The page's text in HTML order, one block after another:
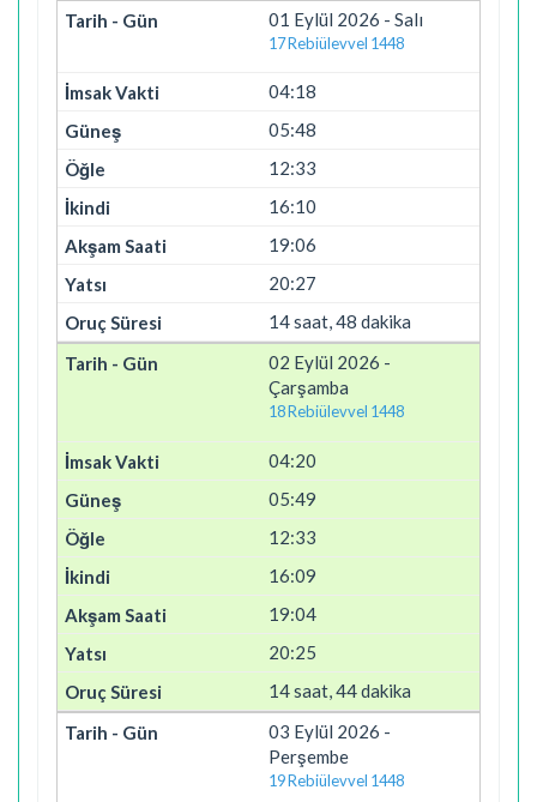
01 Eylül 2026 - Salı
17 Rebiülevvel 1448
04:18
05:48
12:33
16:10
19:06
20:27
14 saat, 48 dakika
02 Eylül 2026 -
Çarşamba
18 Rebiülevvel 1448
04:20
05:49
12:33
16:09
19:04
20:25
14 saat, 44 dakika
03 Eylül 2026 -
Perşembe
19 Rebiülevvel 1448